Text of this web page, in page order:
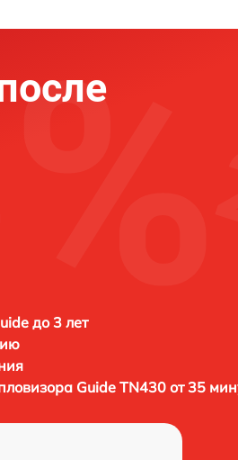
до 3 лет
Guide TN430 от 35